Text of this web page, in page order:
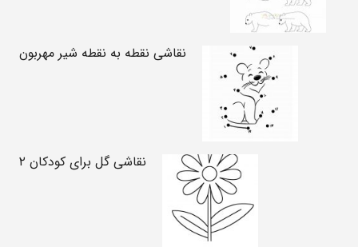
نقاشی نقطه به نقطه شیر مهربون
نقاشی گل برای کودکان ۲